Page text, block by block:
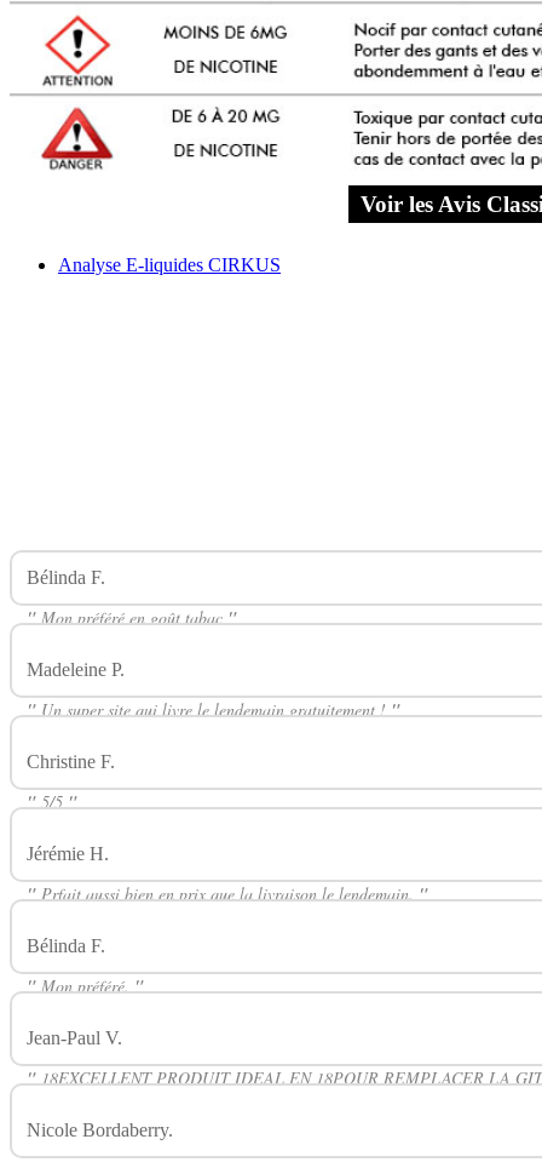
Voir les Avis
Analyse E-liquides CIRKUS
Bélinda F.
"Mon préféré en goût tabac"
Madeleine P.
"Un super site qui livre le lendemain gratuitement !"
Christine F.
"5/5"
Jérémie H.
"Prfait aussi bien en prix que la livraison le lendemain."
Bélinda F.
"Mon préféré."
Jean-Paul V.
"18EXCELLENT PRODUIT IDEAL EN 18POUR REMPLACER LA
Nicole Bordaberry.